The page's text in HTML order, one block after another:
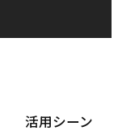
活用シーン